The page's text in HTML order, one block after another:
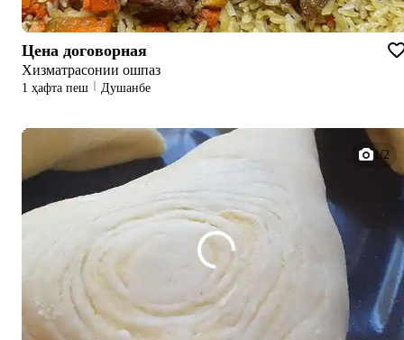
Цена договорная
Хизматрасонии ошпаз
1 ҳафта пеш Душанбе
1/2